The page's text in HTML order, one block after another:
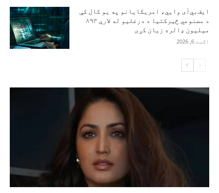
ایف‌بي‌آی وايي، امریکایانو په یو کال کې
د مصنوعي ځیرکتیا د درغلیو له لارې ۸۹۳
میلیون ډالره زیان کړی
اګست 6, 2026